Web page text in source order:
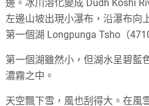
邊。冰川溶化變成 Dudh Koshi
左邊山坡出現小瀑布，沿瀑布向
第一個湖 Longpunga Tsho（
第一個湖雖然小，但湖水呈碧藍
濃霧之中。
天空飄下雪，風也刮得大。在風